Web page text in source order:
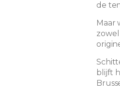
de
Maar
blijft